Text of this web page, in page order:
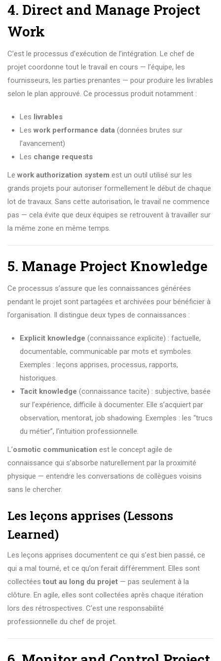
4. Direct and Manage Project
Work
C’est le processus d’exécution de l’intégration. Le chef de
projet coordonne tout le travail en cours — l’équipe, les
fournisseurs, les parties prenantes — pour produire les livrables
selon le plan approuvé. Ce processus produit notamment :
Les livrables
Les work performance data (données brutes sur
l’avancement)
Les change requests
Le work authorization system est un outil utilisé sur les
grands projets pour autoriser formellement le début de chaque
lot de travaux. Sans cette autorisation, le travail ne commence
pas — cela évite que deux équipes se retrouvent à travailler sur
la même zone en même temps.
5. Manage Project Knowledge
Ce processus s’assure que les connaissances générées
pendant le projet sont partagées et archivées pour bénéficier à
l’organisation. Il distingue deux types de connaissances :
Explicit knowledge (connaissance explicite) : factuelle,
documentable, communicable par mots et symboles.
Exemples : leçons apprises, processus, rapports,
historiques.
Tacit knowledge (connaissance tacite) : subjective, basée
sur l’expérience, difficile à documenter. Elle s’acquiert par
observation, mentorat, job shadowing. Exemples : les “trucs
du métier”, l’intuition professionnelle.
L’osmotic communication est le concept agile de
connaissance qui s’absorbe naturellement par la proximité
physique — entendre les conversations de collègues voisins
sans le chercher.
Les leçons apprises (Lessons
Learned)
Les leçons apprises documentent ce qui s’est bien passé, ce
qui a mal tourné, et ce qu’on ferait différemment. Elles sont
collectées tout au long du projet — pas seulement à la
clôture. En agile, elles sont collectées après chaque itération
lors des rétrospectives. C’est une responsabilité
professionnelle du chef de projet.